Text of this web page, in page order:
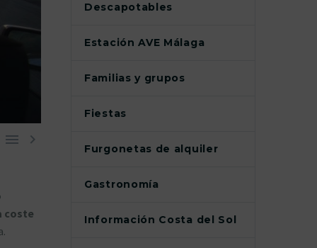
 
coste
Descapotables
Estación AVE Málaga
Familias y grupos
Fiestas
Furgonetas de alquiler
Gastronomía
Información Costa del Sol